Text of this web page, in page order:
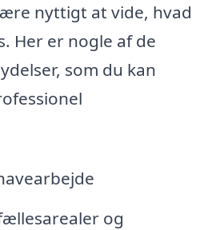
nyttigt at vide, hvad
Her er nogle af de
som du kan
og